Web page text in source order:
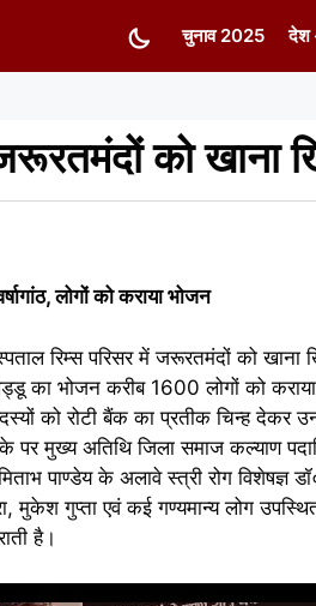
चुनाव 2025 देश
को खाना
लोगों को कराया भोजन
रिम्स परिसर में जरूरतमंदों को खाना
का भोजन करीब 1600 लोगों को
को रोटी बैंक का प्रतीक चिन्ह
मुख्य अतिथि जिला समाज कल्याण
पाण्डेय के अलावे स्त्री रोग विशेषज्ञ
मुकेश गुप्ता एवं कई गण्यमान्य लोग
है।